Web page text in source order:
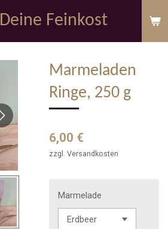
Deine Feinkost
Marmeladen
Ringe, 250 g
6,00 €
zzgl. Versandkosten
Marmelade